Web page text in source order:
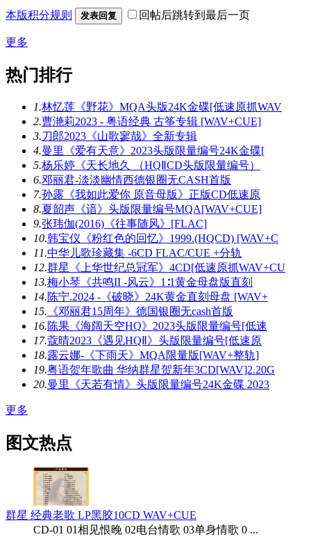
本版积分规则 发表回复 回帖后跳转到最后一页
更多
热门排行
1.林忆莲《野花》MQA头版24K金碟[低速原抓WAV
2.曹滟莉2023 - 粤语经典 古筝专辑 [WAV+CUE]
3.刀郎2023《山歌寥哉》全新专辑
4.曼里《爱有天意》2023头版限量编号24K金碟[
5.杨乐婷《天长地久 （HQⅡCD头版限量编号）
6.邓丽君-淡淡幽情西德银圈无CASH首版
7.孙露《我如此爱你 原音母版》正版CD低速原
8.夏韶声《谙》头版限量编号MQA[WAV+CUE]
9.张玮伽(2016)《往事随风》[FLAC]
10.韩宝仪《粉红色的回忆》1999.(HQCD) [WAV+C
11.中华儿歌珍藏集 -6CD FLAC/CUE +分轨
12.群星《上华世纪总冠军》4CD[低速原抓WAV+CU
13.梅小琴《共鸣II -风云》1∶1黄金母盘版直刻
14.陈宁.2024 -《破晓》24K黄金直刻母盘 [WAV+
15. 《邓丽君15周年》德国银圈无cash首版
16.陈果《海阔天空HQ》2023头版限量编号[低速
17.蔻晴2023《遇见HQⅡ》头版限量编号[低速原
18.露云娜-《下雨天》MQA限量版[WAV+整轨]
19.粤语贺年歌曲 华纳群星贺新年3CD[WAV]2.20G
20.曼里《天若有情》头版限量编号24K金碟 2023
更多
图文热点
群星 经典老歌 LP黑胶10CD WAV+CUE
CD-01 01相见恨晚 02电台情歌 03单身情歌 0 ...